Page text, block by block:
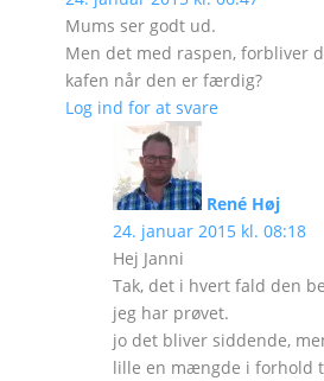
Mums ser godt ud.
Men det med raspen, forbliver
kafen når den er færdig?
Log ind for at svare
René Høj
24. januar 2015 kl. 08:18
Hej Janni
Tak, det i hvert fald den
jeg har prøvet.
jo det bliver siddende,
lille en mængde i forhold